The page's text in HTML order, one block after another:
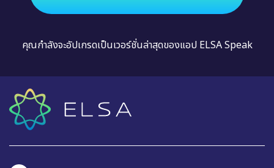
คุณกำลังจะอัปเกรดเป็นเวอร์ชั่นล่าสุดของแอป ELSA Speak